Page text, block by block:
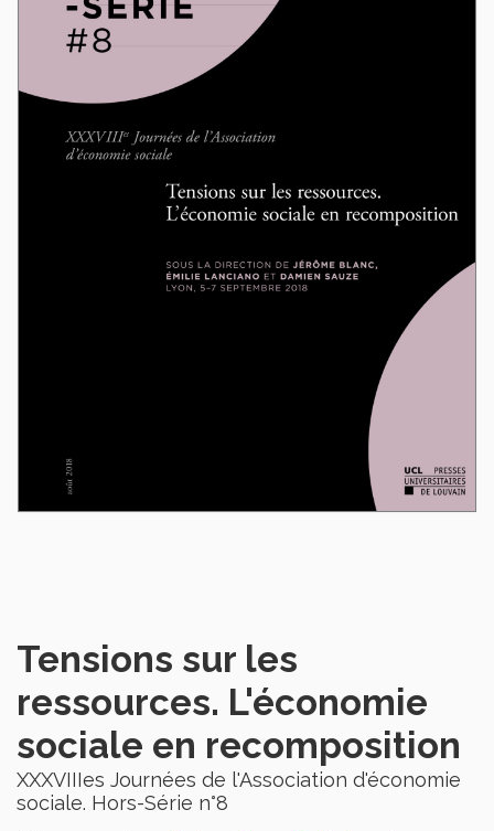
Tensions sur les
ressources. L'économie
sociale en recomposition
XXXVIIIes Journées de l'Association d'économie
sociale. Hors-Série n°8